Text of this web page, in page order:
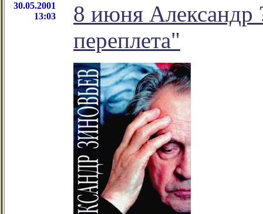
30.05.2001
13:03
8 июня Александр
переплета"